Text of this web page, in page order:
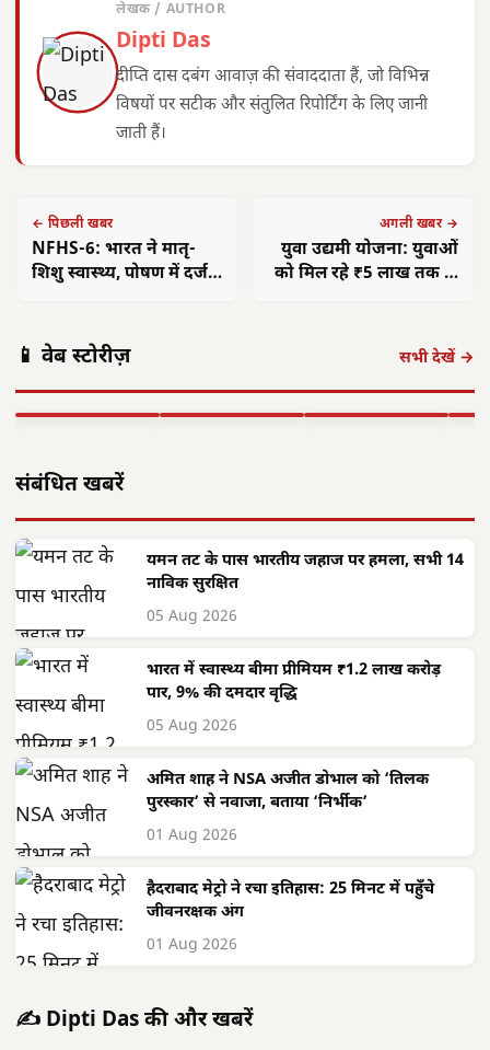
लेखक / AUTHOR
Dipti Das
दीप्ति दास दबंग आवाज़ की संवाददाता हैं, जो विभिन्न
विषयों पर सटीक और संतुलित रिपोर्टिंग के लिए जानी
जाती हैं।
← पिछली खबर
NFHS-6: भारत ने मातृ-
शिशु स्वास्थ्य, पोषण में दर्ज
अगली खबर →
युवा उद्यमी योजना: युवाओं
को मिल रहे ₹5 लाख तक के
📱 वेब स्टोरीज़ सभी देखें →
'बीज बोने में लगा
वासेपुर'…
साय के नेतृत्व में…
फोकस— हर पात्र
शासन…
संबंधित खबरें
यमन तट के पास भारतीय जहाज पर हमला, सभी 14
नाविक सुरक्षित
05 Aug 2026
भारत में स्वास्थ्य बीमा प्रीमियम ₹1.2 लाख करोड़
पार, 9% की दमदार वृद्धि
05 Aug 2026
अमित शाह ने NSA अजीत डोभाल को ‘तिलक
पुरस्कार’ से नवाजा, बताया ‘निर्भीक’
01 Aug 2026
हैदराबाद मेट्रो ने रचा इतिहास: 25 मिनट में पहुँचे
जीवनरक्षक अंग
01 Aug 2026
✍️ Dipti Das की और खबरें